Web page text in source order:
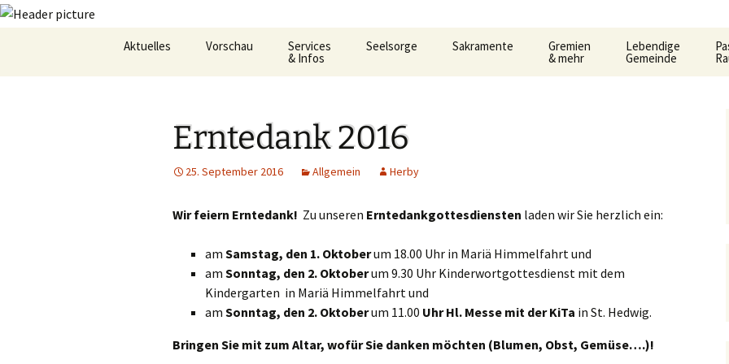
Zum
springen
Aktuelles Vorschau
Zukunftswerkstatt –
Startseite
Services
& Infos
Gemeindeheft
St.Hildegard
Flüchtlingshilfe
Herzlich Ankommen
Gottesdienstplan
Hygienekonzept
für das Josefshaus
L&K Pläne
Lesung & Evangelium
Seelsorge
Prävention im Bistum
Limburg
Seelsorglicher Notruf
Sakramente
Bußsakrament
Weihe
Gremien
& mehr
Sozialberatung
Flüchtlingshilfe
für das Josefshaus
Lebendige
Gemeinde
Kleinkind-
Lektoren &
Erntedank 2016
25. September 2016 Allgemein Herby
Wir feiern Erntedank! Zu unseren Erntedankgottesdiensten laden wir Sie herzlich ein:
am Samstag, den 1. Oktoberum 18.00 Uhr in Mariä Himmelfahrt und
am Sonntag, den 2. Oktoberum 9.30 Uhr Kinderwortgottesdienst mit dem
Kindergarten in Mariä Himmelfahrt und
am Sonntag, den 2. Oktoberum 11.00 Uhr Hl. Messe mit der KiTa in St. Hedwig.
Bringen Sie mit zum Altar, wofür Sie danken möchten (Blumen, Obst, Gemüse….)!